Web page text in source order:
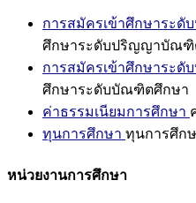
การสมัครเข้าศึกษาระ
ศึกษาระดับปริญญาบัณฑิ
การสมัครเข้าศึกษาระ
ศึกษาระดับบัณฑิตศึกษา
ค่าธรรมเนียมการศึกษา
ทุนการศึกษา ทุนการศึก
หน่วยงานการศึกษา